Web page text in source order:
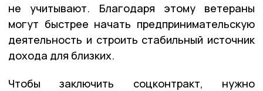
не учитывают. Благодаря этому ветераны
могут быстрее начать предпринимательскую
деятельность и строить стабильный источник
дохода для близких.
Чтобы заключить соцконтракт, нужно